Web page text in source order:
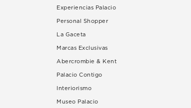
Experiencias Palacio
Personal Shopper
La Gaceta
Marcas Exclusivas
Abercrombie & Kent
Palacio Contigo
Interiorismo
Museo Palacio